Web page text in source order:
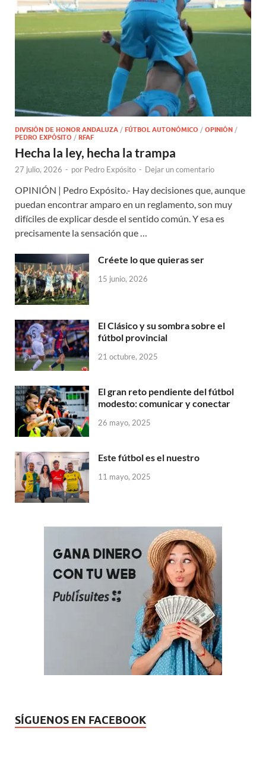
DIVISIÓN DE HONOR ANDALUZA / FÚTBOL AUTONÓMICO / OPINIÓN /
PEDRO EXPÓSITO / RFAF
Hecha la ley, hecha la trampa
27 julio, 2026 - por Pedro Expósito - Dejar un comentario
OPINIÓN | Pedro Expósito.- Hay decisiones que, aunque
puedan encontrar amparo en un reglamento, son muy
difíciles de explicar desde el sentido común. Y esa es
precisamente la sensación que …
Créete lo que quieras ser
15 junio, 2026
El Clásico y su sombra sobre el
fútbol provincial
21 octubre, 2025
El gran reto pendiente del fútbol
modesto: comunicar y conectar
26 mayo, 2025
Este fútbol es el nuestro
11 mayo, 2025
SÍGUENOS EN FACEBOOK